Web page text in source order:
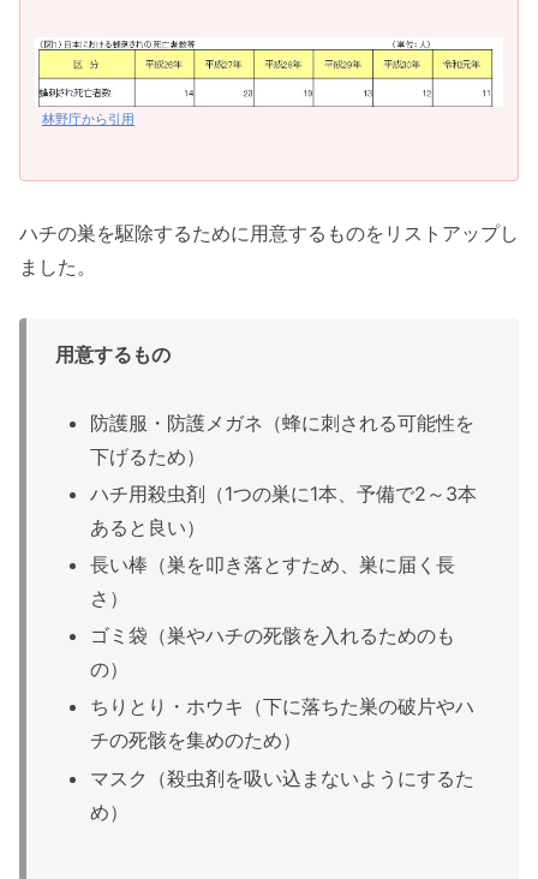
林野庁から引用
ハチの巣を駆除するために用意するものをリストアップし
ました。
用意するもの
防護服・防護メガネ（蜂に刺される可能性を
下げるため）
ハチ用殺虫剤（1つの巣に1本、予備で2～3本
あると良い）
長い棒（巣を叩き落とすため、巣に届く長
さ）
ゴミ袋（巣やハチの死骸を入れるためのも
の）
ちりとり・ホウキ（下に落ちた巣の破片やハ
チの死骸を集めのため）
マスク（殺虫剤を吸い込まないようにするた
め）